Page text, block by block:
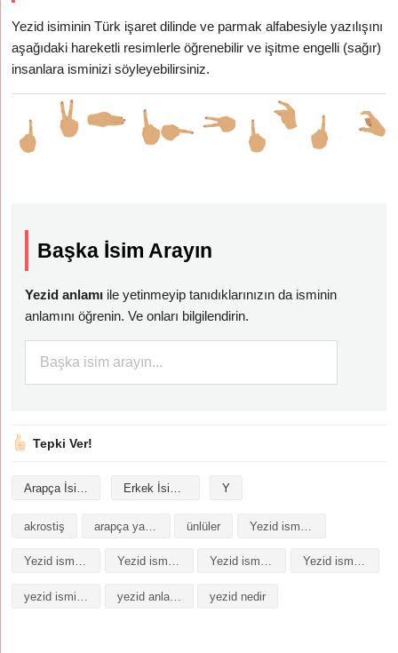
Yezid isiminin Türk işaret dilinde ve parmak alfabesiyle yazılışını
aşağıdaki hareketli resimlerle öğrenebilir ve işitme engelli (sağır)
insanlara isminizi söyleyebilirsiniz.
Başka İsim Arayın
Yezid anlamı ile yetinmeyip tanıdıklarınızın da isminin
anlamını öğrenin. Ve onları bilgilendirin.
Tepki Ver!
Arapça İsimler Erkek İsimleri Y
akrostiş arapça yazılışı ünlüler
Yezid isminin anlamı Yezid isminin baş harfleriyle şiir Yezid isminin kökeni Yezid isminin numerolojisi
yezid anlami yezid nedir